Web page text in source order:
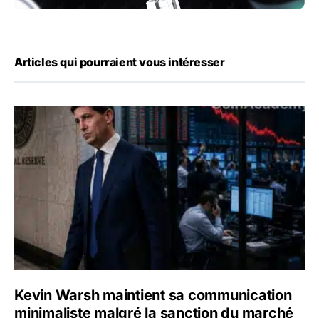
Articles qui pourraient vous intéresser
Kevin Warsh maintient sa communication minimaliste
Kevin Warsh maintient sa communication
minimaliste malgré la sanction du marché